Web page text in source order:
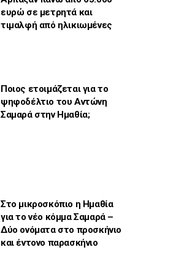
ευρώ σε μετρητά και
τιμαλφή από ηλικιωμένες
Ποιος ετοιμάζεται για το
ψηφοδέλτιο του Αντώνη
Σαμαρά στην Ημαθία;
Στο μικροσκόπιο η Ημαθία
για το νέο κόμμα Σαμαρά –
Δύο ονόματα στο προσκήνιο
και έντονο παρασκήνιο